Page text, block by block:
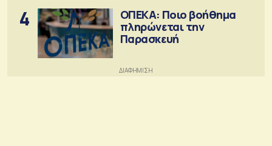
4
ΟΠΕΚΑ: Ποιο βοήθημα
πληρώνεται την
Παρασκευή